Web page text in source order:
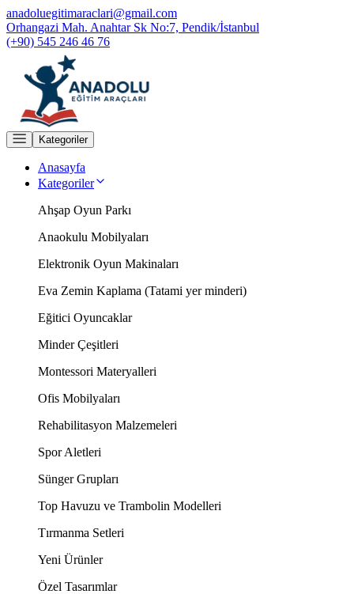
anadoluegitimaraclari@gmail.com
Orhangazi Mah. Anahtar Sk No:7, Pendik/İstanbul
(+90) 545 246 46 76
Kategoriler
Anasayfa
Kategoriler
Ahşap Oyun Parkı
Anaokulu Mobilyaları
Elektronik Oyun Makinaları
Eva Zemin Kaplama (Tatami yer minderi)
Eğitici Oyuncaklar
Minder Çeşitleri
Montessori Materyalleri
Ofis Mobilyaları
Rehabilitasyon Malzemeleri
Spor Aletleri
Sünger Grupları
Top Havuzu ve Trambolin Modelleri
Tırmanma Setleri
Yeni Ürünler
Özel Tasarımlar